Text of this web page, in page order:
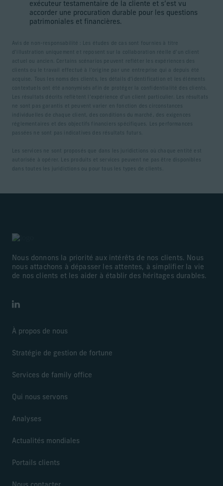
exécuteur testamentaire de la cliente et s’est vu
accorder une procuration durable pour les questions
patrimoniales et financières.
Avis de non-responsabilité : Les études de cas sont fournies à titre
d’illustration uniquement et reposent sur la collaboration réelle d’un client
actuel ou ancien. Certains scénarios peuvent refléter les expériences des
clients ou le travail effectué à l’origine par une entreprise qui a depuis été
acquise. Tous les noms des clients, les détails d’identification et les éléments
contextuels ont été anonymisés afin de protéger la confidentialité des clients.
Les résultats décrits reflètent l’expérience d’un client particulier. Les résultats
ne sont pas garantis et peuvent varier en fonction des circonstances
individuelles de chaque client, des conditions du marché, des exigences
réglementaires et des objectifs financiers spécifiques. Les performances
passées ne sont pas indicatives des résultats futurs.
Les services ne sont proposés que dans les juridictions où chaque entité est
autorisée à opérer. Les produits et services peuvent ne pas être disponibles
dans toutes les juridictions ou pour tous les types de clients.
Nous donnons la priorité aux intérêts de nos clients. Nous
nous attachons à dépasser les attentes, à simplifier la vie
de nos clients et les aider à établir des héritages durables.
LinkedIn
À propos de nous
Stratégie de gestion de fortune
Services de family office
Qui nous servons
Analyses
Actualités mondiales
Portails clients